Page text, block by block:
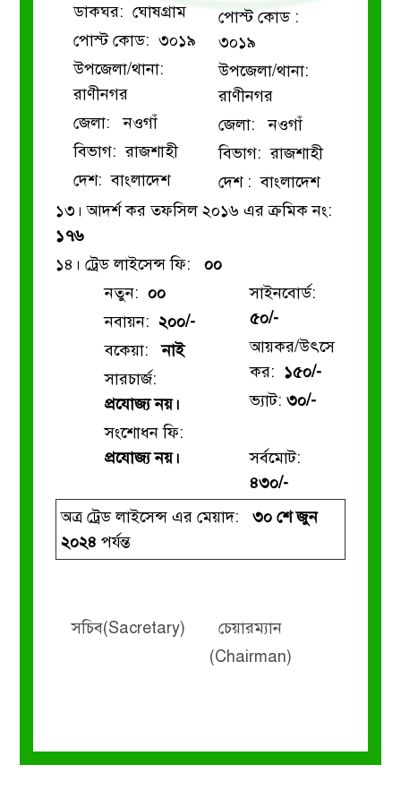
ডাকঘর: ঘোষগ্রাম
পোস্ট কোড: ৩০১৯
উপজেলা/থানা:
রাণীনগর
জেলা: নওগাঁ
বিভাগ: রাজশাহী
দেশ: বাংলাদেশ
পোস্ট কোড :
৩০১৯
উপজেলা/থানা:
রাণীনগর
জেলা: নওগাঁ
বিভাগ: রাজশাহী
দেশ : বাংলাদেশ
১৩। আদর্শ কর তফসিল ২০১৬ এর ক্রমিক নং:
১৭৬
১৪। ট্রেড লাইসেন্স ফি:
০০
নতুন:০০
নবায়ন: ২০০/-
বকেয়া:নাই
সারচার্জ:
প্রযোজ্য নয়।
সংশোধন ফি:
প্রযোজ্য নয়।
সাইনবোর্ড:
৫০/-
আয়কর/উৎসে
কর: ১৫০/-
ভ্যাট: ৩০/-
সর্বমোট:
৪৩০/-
অত্র ট্রেড লাইসেন্স এর মেয়াদ:৩০ শে জুন
২০২৪পর্যন্ত
সচিব(Sacretary)
চেয়ারম্যান
(Chairman)